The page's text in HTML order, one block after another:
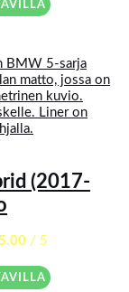
(2017-
5.00/ 5